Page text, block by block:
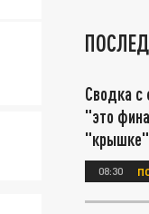
Сводка с
"это
"крышке"
08:30